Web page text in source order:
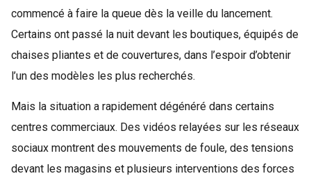
commencé à faire la queue dès la veille du lancement.
Certains ont passé la nuit devant les boutiques, équipés de
chaises pliantes et de couvertures, dans l’espoir d’obtenir
l’un des modèles les plus recherchés.
Mais la situation a rapidement dégénéré dans certains
centres commerciaux. Des vidéos relayées sur les réseaux
sociaux montrent des mouvements de foule, des tensions
devant les magasins et plusieurs interventions des forces